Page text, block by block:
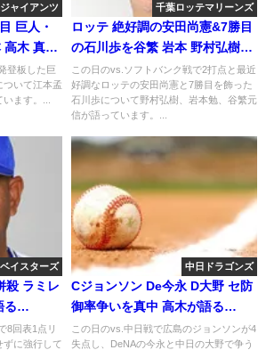
ャイアンツ
巨人・
高木 真中
登板した巨
ついて江本孟
ます。...
千葉ロッテマリーンズ
ロッテ 絶好調の安田尚憲&7勝目
の石川歩を谷繁 岩本 野村弘樹が
語る
この日のvs.ソフトバンク戦で2打点と最近
好調なロッテの安田尚憲と7勝目を飾った
石川歩について野村弘樹、岩本勉、谷繁元
信が語っています。...
イスターズ
殺 ラミレ
る
8回表1点リ
ずに強行して
中日ドラゴンズ
Cジョンソン De今永 D大野 セ防
御率争いを真中 高木が語る
2019.9.27
この日のvs.中日戦で広島のジョンソンが4
失点し、DeNAの今永と中日の大野で争う